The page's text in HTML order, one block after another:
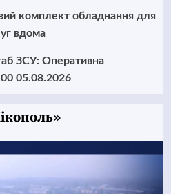
комплект обладнання для
вдома
ЗСУ: Оперативна
05.08.2026